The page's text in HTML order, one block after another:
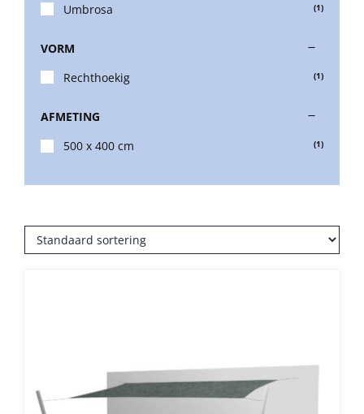
Muurparasols
Snel leverbaar
Parasolvoeten
Verlichting
Umbrosa
(1)
VORM
Rechthoekig
(1)
AFMETING
500 x 400 cm
(1)